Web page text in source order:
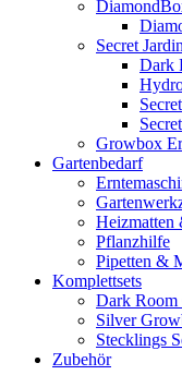
Secret Jardin
Dark
Growbox
Gartenbedarf
Heizmatten
Pflanzhilfe
Pipetten &
Komplettsets
Dark Room
Silver
Stecklings
Zubehör